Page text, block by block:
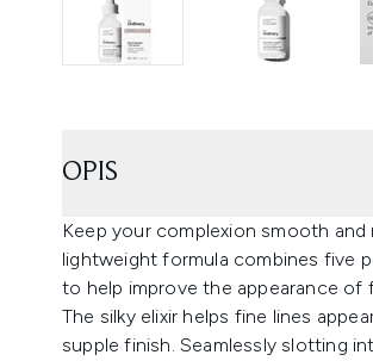
OPIS
Keep your complexion smooth
lightweight formula combines five
to help improve the appearance of
The silky elixir helps fine lines
supple finish. Seamlessly slotting